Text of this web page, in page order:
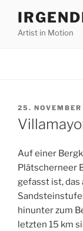
Inhalt
springenArtist in Motion
AM
25.
Auf einer
Plätscherneer
gefasst ist, das
hinunter zum
letzten 15 km